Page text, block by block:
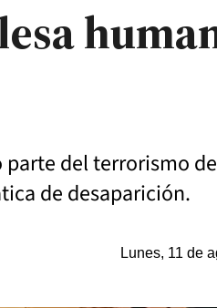
del terrorismo
de desaparición.
Lunes, 11 de